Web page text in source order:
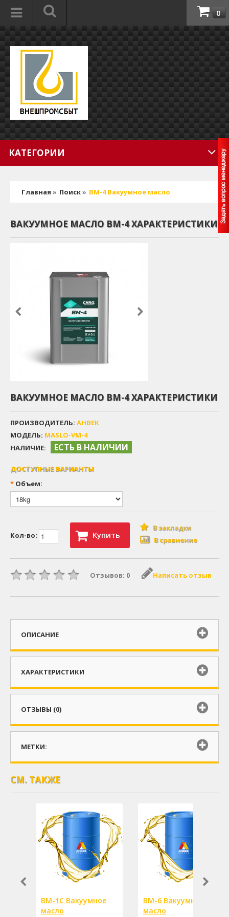
0
КАТЕГОРИИ
Главная » Поиск» ВМ-4 Вакуумное масло
ВАКУУМНОЕ МАСЛО ВМ-4 ХАРАКТЕРИСТИКИ
ВАКУУМНОЕ МАСЛО ВМ-4 ХАРАКТЕРИСТИКИ
ПРОИЗВОДИТЕЛЬ: АНВЕК
МОДЕЛЬ: MASLO-VM-4
НАЛИЧИЕ:
ЕСТЬ В НАЛИЧИИ
ДОСТУПНЫЕ ВАРИАНТЫ
* Объем:
Кол-во: Купить
В закладки
В сравнение
Отзывов: 0 Написать отзыв
ОПИСАНИЕ
ХАРАКТЕРИСТИКИ
ОТЗЫВЫ (0)
МЕТКИ:
СМ. ТАКЖЕ
ВМ-1С Вакуумное
масло
ВМ-6 Вакуумное
масло